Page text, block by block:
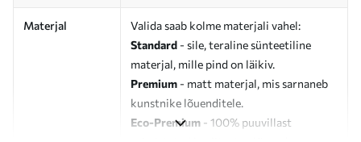
Materjal
Valida saab kolme materjali vahel:
Standard - sile, teraline sünteetiline
materjal, mille pind on läikiv.
Premium - matt materjal, mis sarnaneb
kunstnike lõuenditele.
Eco-Premium - 100% puuvillast